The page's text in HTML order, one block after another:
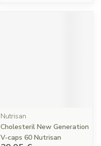
Nutrisan
Cholesteril New Generation
V-caps 60 Nutrisan